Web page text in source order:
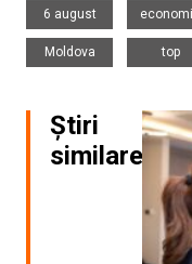
6 august
Moldova
top
Știri
similare